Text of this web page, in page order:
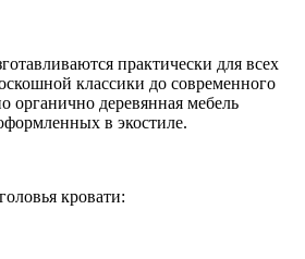
практически для всех
классики до современного
органично деревянная мебель
в экостиле.
кровати: